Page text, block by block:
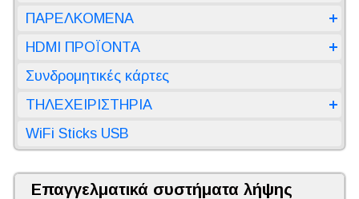
ΠΑΡΕΛΚΟΜΕΝΑ
HDMI ΠΡΟΪΟΝΤΑ
Συνδρομητικές κάρτες
ΤΗΛΕΧΕΙΡΙΣΤΗΡΙΑ
WiFi Sticks USB
Επαγγελματικά συστήματα λήψης